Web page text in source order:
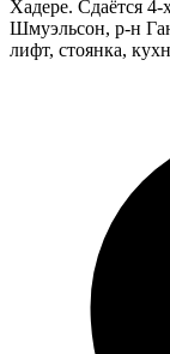
Хадере. Сдаётся
Шмуэльсон, р-н
лифт, стоянка,